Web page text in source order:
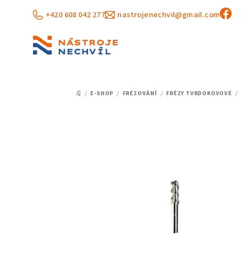
+420 608 042 277 nastrojenechvil@gmail.com
DOMŮ
/ E-SHOP / FRÉZOVÁNÍ / FRÉZY TVRDOKOVOVÉ /